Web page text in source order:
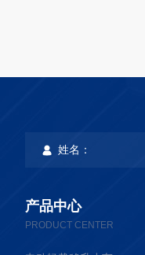
产品中心
PRODUCT CENTER